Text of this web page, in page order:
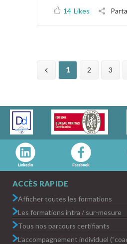
14 Likes
1 2 3
ACCÈS RAPIDE
Afficher toutes les formations
Les formations intra / sur-mesure
Tous nos parcours certifiants
L’accompagnement individuel